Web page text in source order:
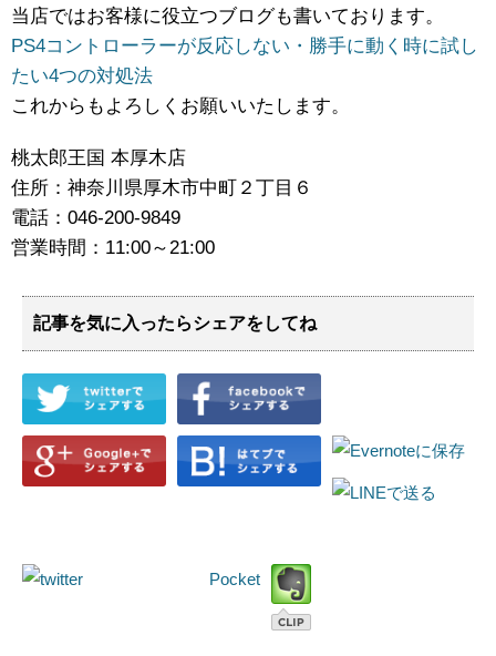
当店ではお客様に役立つブログも書いております。
PS4コントローラーが反応しない・勝手に動く時に試し
たい4つの対処法
これからもよろしくお願いいたします。
桃太郎王国 本厚木店
住所：神奈川県厚木市中町２丁目６
電話：046-200-9849
営業時間：11:00～21:00
記事を気に入ったらシェアをしてね
Pocket